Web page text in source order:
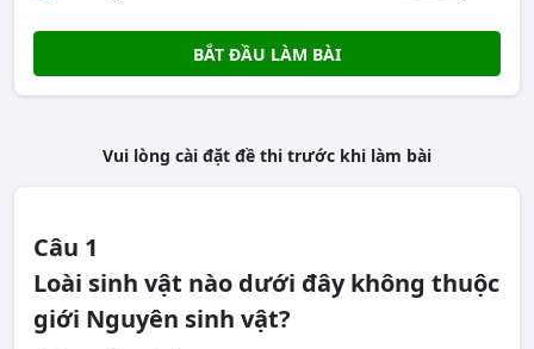
BẮT ĐẦU LÀM BÀI
Vui lòng cài đặt đề thi trước khi làm bài
Câu 1
Loài sinh vật nào dưới đây không thuộc
giới Nguyên sinh vật?